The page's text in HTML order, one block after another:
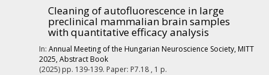
Cleaning of autofluorescence in large
preclinical mammalian brain samples
with quantitative efficacy analysis
In: Annual Meeting of the Hungarian Neuroscience Society, MITT
2025, Abstract Book
(2025) pp. 139-139. Paper: P7.18 , 1 p.